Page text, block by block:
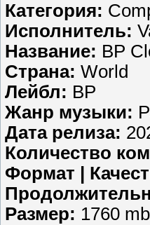
Категория:
Исполнитель:
Название: BP
Страна: World
Лейбл: BP
Жанр музыки:
Дата релиза:
Количество
Формат |
Размер: 1760